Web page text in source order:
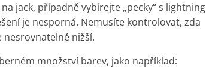
jack, případně vybírejte „pecky“ s lightning
je nesporná. Nemusíte kontrolovat, zda
nesrovnatelně nižší.
množství barev, jako například: